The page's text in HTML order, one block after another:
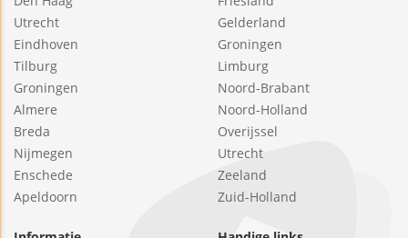
Utrecht
Eindhoven
Tilburg
Groningen
Almere
Breda
Nijmegen
Enschede
Apeldoorn
Gelderland
Groningen
Limburg
Noord-Brabant
Noord-Holland
Overijssel
Utrecht
Zeeland
Zuid-Holland